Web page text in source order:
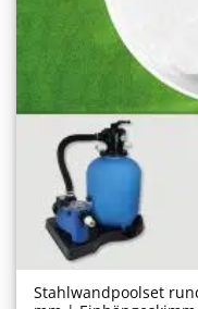
Stahlwand­poolset